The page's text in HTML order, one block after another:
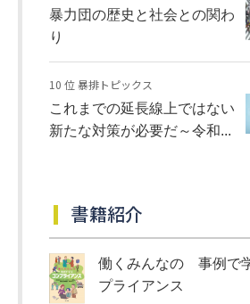
暴力団の歴史と社会との関わ
り
10 位 暴排トピックス
これまでの延長線上ではない
新たな対策が必要だ～令和...
書籍紹介
働くみんなの 事例で
プライアンス